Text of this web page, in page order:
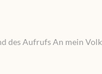
des Aufrufs An mein